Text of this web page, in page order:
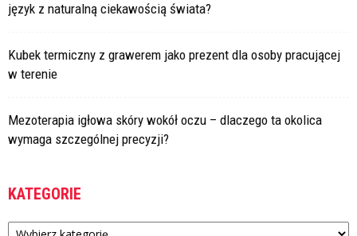
język z naturalną ciekawością świata?
Kubek termiczny z grawerem jako prezent dla osoby pracującej
w terenie
Mezoterapia igłowa skóry wokół oczu – dlaczego ta okolica
wymaga szczególnej precyzji?
KATEGORIE
Kategorie